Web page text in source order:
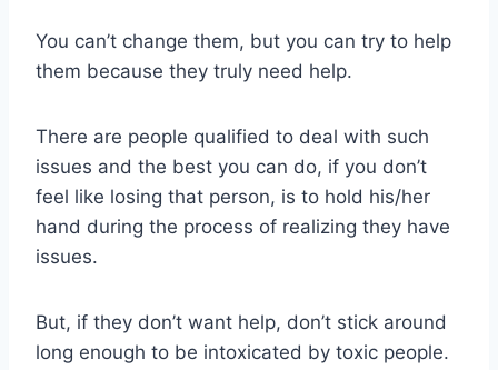
You can’t change them, but you can try to help
them because they truly need help.
There are people qualified to deal with such
issues and the best you can do, if you don’t
feel like losing that person, is to hold his/her
hand during the process of realizing they have
issues.
But, if they don’t want help, don’t stick around
long enough to be intoxicated by toxic people.